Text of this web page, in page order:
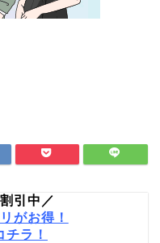
引中／
がお得！
ラ！